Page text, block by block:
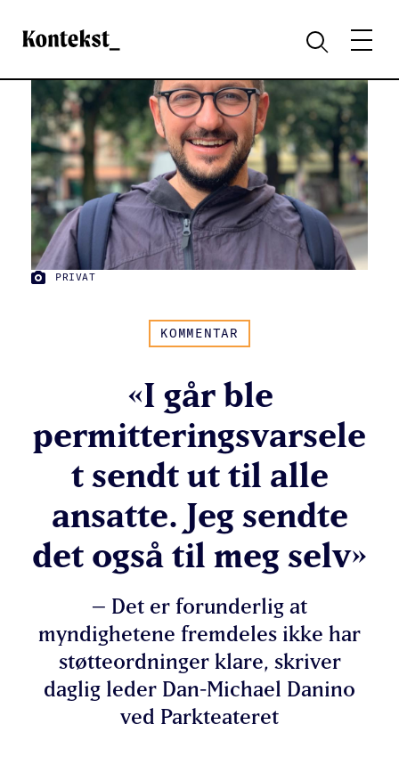
Kontekst
SØKMENY
FOTO:
PRIVAT
KOMMENTAR
«I går ble
permitteringsvarsele
t sendt ut til alle
ansatte. Jeg sendte
det også til meg selv»
– Det er forunderlig at
myndighetene fremdeles ikke har
støtteordninger klare, skriver
daglig leder Dan-Michael Danino
ved Parkteateret